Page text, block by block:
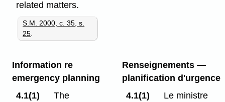
related matters.
S.M. 2000, c. 35, s.
25
Information re
emergency planning
4.1(1)
The
Renseignements —
planification d'urgence
4.1(1)
Le ministre